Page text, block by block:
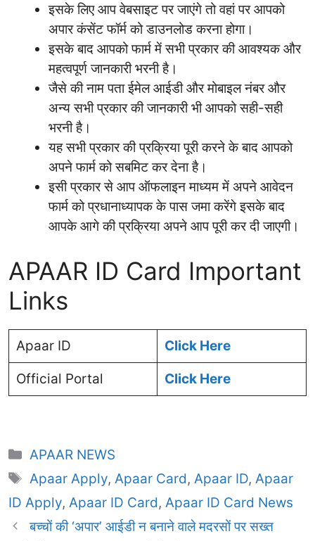
इसके लिए आप वेबसाइट पर जाएंगे तो वहां पर आपको
अपार कंसेंट फॉर्म को डाउनलोड करना होगा।
इसके बाद आपको फार्म में सभी प्रकार की आवश्यक और
महत्वपूर्ण जानकारी भरनी है।
जैसे की नाम पता ईमेल आईडी और मोबाइल नंबर और
अन्य सभी प्रकार की जानकारी भी आपको सही-सही
भरनी है।
यह सभी प्रकार की प्रक्रिया पूरी करने के बाद आपको
अपने फार्म को सबमिट कर देना है।
इसी प्रकार से आप ऑफलाइन माध्यम में अपने आवेदन
फार्म को प्रधानाध्यापक के पास जमा करेंगे इसके बाद
आपके आगे की प्रक्रिया अपने आप पूरी कर दी जाएगी।
APAAR ID Card Important
Links
Apaar ID Click Here
Official Portal Click Here
Categories
APAAR NEWS
Tags
Apaar Apply,Apaar Card,Apaar ID,Apaar
ID Apply, Apaar ID Card, Apaar ID Card News
बच्चों की ‘अपार’ आईडी न बनाने वाले मदरसों पर सख्त